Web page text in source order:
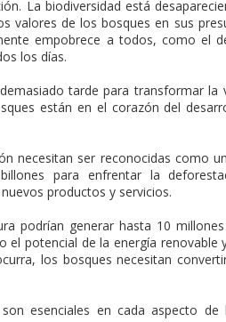
La biodiversidad está
valores de los bosques en sus
empobrece a todos, como el
los días.
tarde para transformar la
están en el corazón del
necesitan ser reconocidas como
para enfrentar la
productos y servicios.
podrían generar hasta 10
el potencial de la energía renovable
los bosques necesitan
esenciales en cada aspecto